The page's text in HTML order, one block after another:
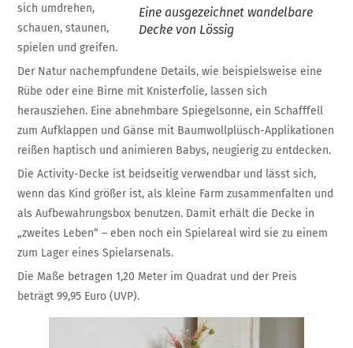
Eine ausgezeichnet wandelbare
Decke von Lössig
sich umdrehen,
schauen, staunen,
spielen und greifen.
Der Natur nachempfundene Details, wie beispielsweise eine
Rübe oder eine Birne mit Knisterfolie, lassen sich
herausziehen. Eine abnehmbare Spiegelsonne, ein Schafffell
zum Aufklappen und Gänse mit Baumwollplüsch-Applikationen
reißen haptisch und animieren Babys, neugierig zu entdecken.
Die Activity-Decke ist beidseitig verwendbar und lässt sich,
wenn das Kind größer ist, als kleine Farm zusammenfalten und
als Aufbewahrungsbox benutzen. Damit erhält die Decke in
„zweites Leben“ – eben noch ein Spielareal wird sie zu einem
zum Lager eines Spielarsenals.
Die Maße betragen 1,20 Meter im Quadrat und der Preis
beträgt 99,95 Euro (UVP).